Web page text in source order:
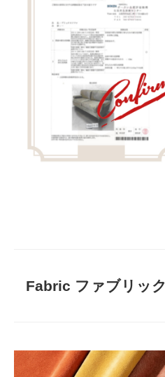
Fabric ファブリック